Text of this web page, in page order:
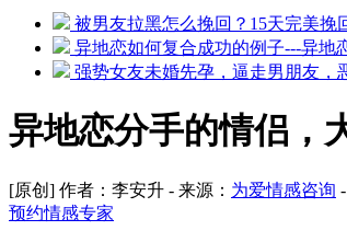
被男友拉黑怎么挽回？15天完美挽
异地恋如何复合成功的例子---异地
强势女友未婚先孕，逼走男朋友，
异地恋分手的情侣，
[原创] 作者：李安升 - 来源： 为爱情感咨询
预约情感专家